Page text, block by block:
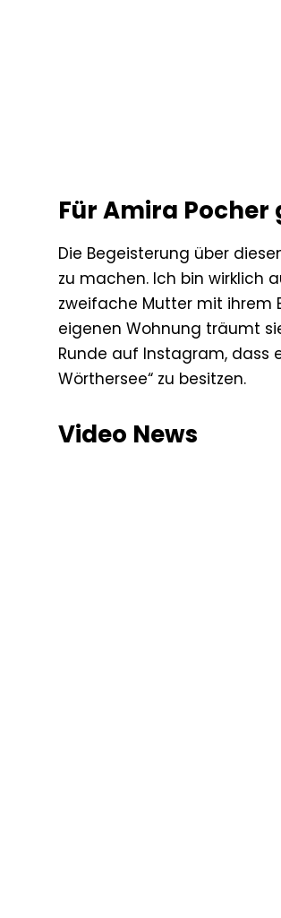
Für Amira
Die Begeisterung über
zu machen. Ich bin wirklich
zweifache Mutter mit ihrem
eigenen Wohnung träumt
Runde auf Instagram, dass
Wörthersee“ zu besitzen.
Video News